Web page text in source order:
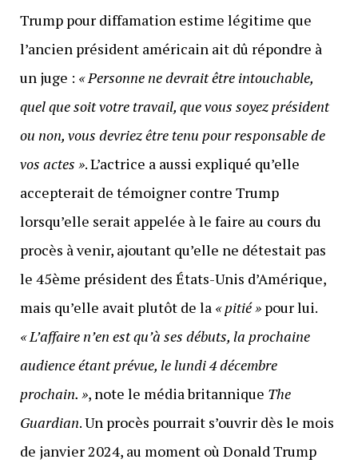
Trump pour diffamation estime légitime que
l’ancien président américain ait dû répondre à
un juge : « Personne ne devrait être intouchable,
quel que soit votre travail, que vous soyez président
ou non, vous devriez être tenu pour responsable de
vos actes ». L’actrice a aussi expliqué qu’elle
accepterait de témoigner contre Trump
lorsqu’elle serait appelée à le faire au cours du
procès à venir, ajoutant qu’elle ne détestait pas
le 45ème président des États-Unis d’Amérique,
mais qu’elle avait plutôt de la « pitié »pour lui.
« L’affaire n’en est qu’à ses débuts, la prochaine
audience étant prévue, le lundi 4 décembre
prochain. », note le média britannique The
Guardian. Un procès pourrait s’ouvrir dès le mois
de janvier 2024, au moment où Donald Trump